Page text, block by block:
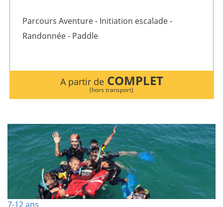
Parcours Aventure - Initiation escalade -
Randonnée - Paddle
A partir de COMPLET
(hors transport)
7-12 ans